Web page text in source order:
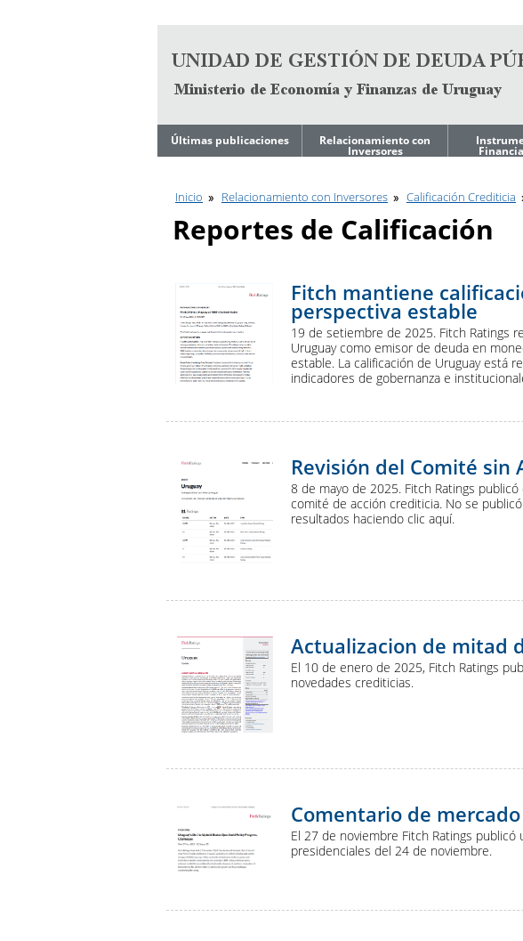
Últimas publicaciones
Ley de Tope de
Gobierno
Licitaciones en curso
Reportes
Trimestrales
Calificadoras de
Presentación a
Relacionamiento con
Inversores
Mediano Plazo
Reportes
Trimestrales
Inversores
Calificación Crediticia
Fundamentos ESG
Base de Datos
Económicos
Evaluación del IIF
Mercado
Préstamos
Inicio Relacionamiento con Inversores Calificación Crediticia
Reportes de Calificación
Fitch mantiene
perspectiva estable
19 de setiembre de 2025. Fitch Ratings
Uruguay como emisor de deuda en
estable. La calificación de Uruguay está
indicadores de gobernanza e
Revisión del Comité sin
8 de mayo de 2025. Fitch Ratings
comité de acción crediticia. No se
resultados haciendo clic aquí.
Actualizacion de mitad
El 10 de enero de 2025, Fitch Ratings
novedades crediticias.
Comentario de
El 27 de noviembre Fitch Ratings
presidenciales del 24 de noviembre.